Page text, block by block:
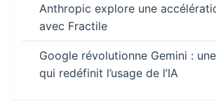
Anthropic explore une
avec Fractile
Google révolutionne Gemini :
qui redéfinit l’usage de l’IA